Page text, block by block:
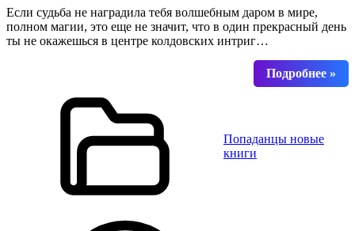
Если судьба не наградила тебя волшебным даром в мире,
полном магии, это еще не значит, что в один прекрасный день
ты не окажешься в центре колдовских интриг…
Попаданцы новые
книги